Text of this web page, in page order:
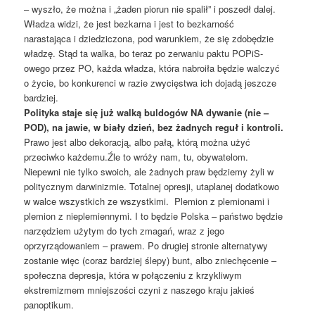
– wyszło, że można i „żaden piorun nie spalił” i poszedł dalej.
Władza widzi, że jest bezkarna i jest to bezkarność
narastająca i dziedziczona, pod warunkiem, że się zdobędzie
władzę. Stąd ta walka, bo teraz po zerwaniu paktu POPiS-
owego przez PO, każda władza, która nabroiła będzie walczyć
o życie, bo konkurenci w razie zwycięstwa ich dojadą jeszcze
bardziej.
Polityka staje się już walką buldogów NA dywanie (nie –
POD), na jawie, w biały dzień, bez żadnych reguł i kontroli.
Prawo jest albo dekoracją, albo pałą, którą można użyć
przeciwko każdemu.Źle to wróży nam, tu, obywatelom.
Niepewni nie tylko swoich, ale żadnych praw będziemy żyli w
politycznym darwinizmie. Totalnej opresji, utaplanej dodatkowo
w walce wszystkich ze wszystkimi. Plemion z plemionami i
plemion z nieplemiennymi. I to będzie Polska – państwo będzie
narzędziem użytym do tych zmagań, wraz z jego
oprzyrządowaniem – prawem. Po drugiej stronie alternatywy
zostanie więc (coraz bardziej ślepy) bunt, albo zniechęcenie –
społeczna depresja, która w połączeniu z krzykliwym
ekstremizmem mniejszości czyni z naszego kraju jakieś
panoptikum.